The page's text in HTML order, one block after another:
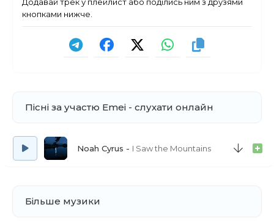
кнопками нижче.
Пісні за участю Emei - слухати онлайн
Noah Cyrus I Saw the Mountains
Більше музики